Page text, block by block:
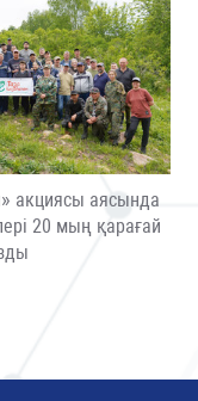
акциясы аясында
20 мың қарағай